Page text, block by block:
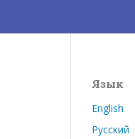
Язык
English
Русский